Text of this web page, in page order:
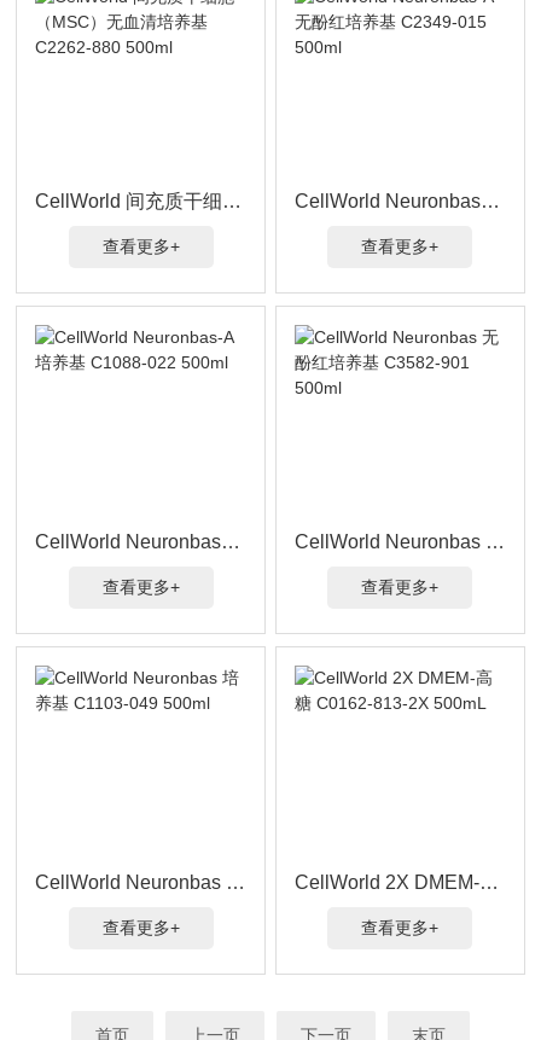
CellWorld 间充质干细胞（MSC）无血清培养基 C2262-880 500ml
查看更多+
CellWorld Neuronbas-A 无酚红培养基 C2349-015 500ml
查看更多+
CellWorld Neuronbas-A 培养基 C1088-022 500ml
查看更多+
CellWorld Neuronbas 无酚红培养基 C3582-901 500ml
查看更多+
CellWorld Neuronbas 培养基 C1103-049 500ml
查看更多+
CellWorld 2X DMEM-高糖 C0162-813-2X 500mL
查看更多+
首页 上一页 下一页 末页